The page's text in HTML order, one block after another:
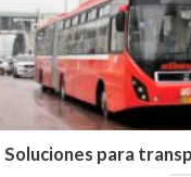
Soluciones para